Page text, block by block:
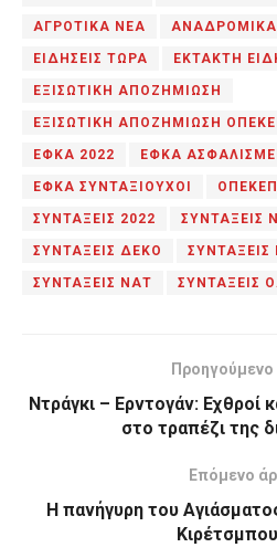
ΑΓΡΟΤΙΚΑ ΝΕΑ ΑΝΑΔΡΟΜΙΚΑ
ΕΙΔΗΣΕΙΣ ΤΩΡΑ ΕΚΤΑΚΤΗ
ΕΞΙΣΩΤΙΚΗ ΑΠΟΖΗΜΙΩΣΗ
ΕΞΙΣΩΤΙΚΗ ΑΠΟΖΗΜΙΩΣΗ
ΕΦΚΑ 2022 ΕΦΚΑ
ΕΦΚΑ ΣΥΝΤΑΞΙΟΥΧΟΙ
ΣΥΝΤΑΞΕΙΣ 2022 ΣΥΝΤΑΞΕΙΣ
ΣΥΝΤΑΞΕΙΣ ΔΕΚΟ ΣΥΝΤΑΞΕΙΣ
ΣΥΝΤΑΞΕΙΣ ΝΑΤ ΣΥΝΤΑΞΕΙΣ
Ντράγκι – Ερντογάν: Εχθροί
στο τραπέζι της
Επόμενο
Η πανήγυρη του